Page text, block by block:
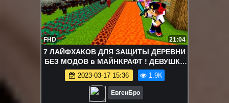
FHD 21:04
7 ЛАЙФХАКОВ ДЛЯ ЗАЩИТЫ ДЕРЕВНИ
БЕЗ МОДОВ в МАЙНКРАФТ ! ДЕВУШКА
НУБ И ПРО ВИДЕО ТРОЛЛИНГ
MINECRAFT
2023-03-17 15:36 1.9K
ЕвгенБро